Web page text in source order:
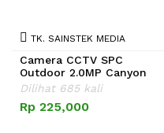
TK. SAINSTEK MEDIA
Camera CCTV SPC
Outdoor 2.0MP Canyon
S,..
Dilihat 685 kali
Rp 225,000